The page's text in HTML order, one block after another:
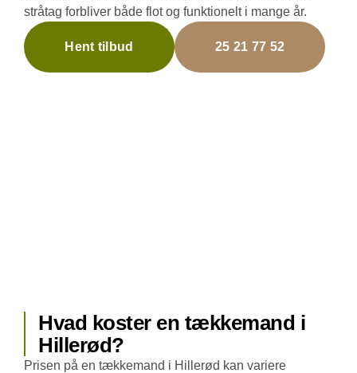
stråtag forbliver både flot og funktionelt i mange år.
Hent tilbud 25 21 77 52
Hvad koster en tækkemand i
Hillerød?
Prisen på en tækkemand i Hillerød kan variere